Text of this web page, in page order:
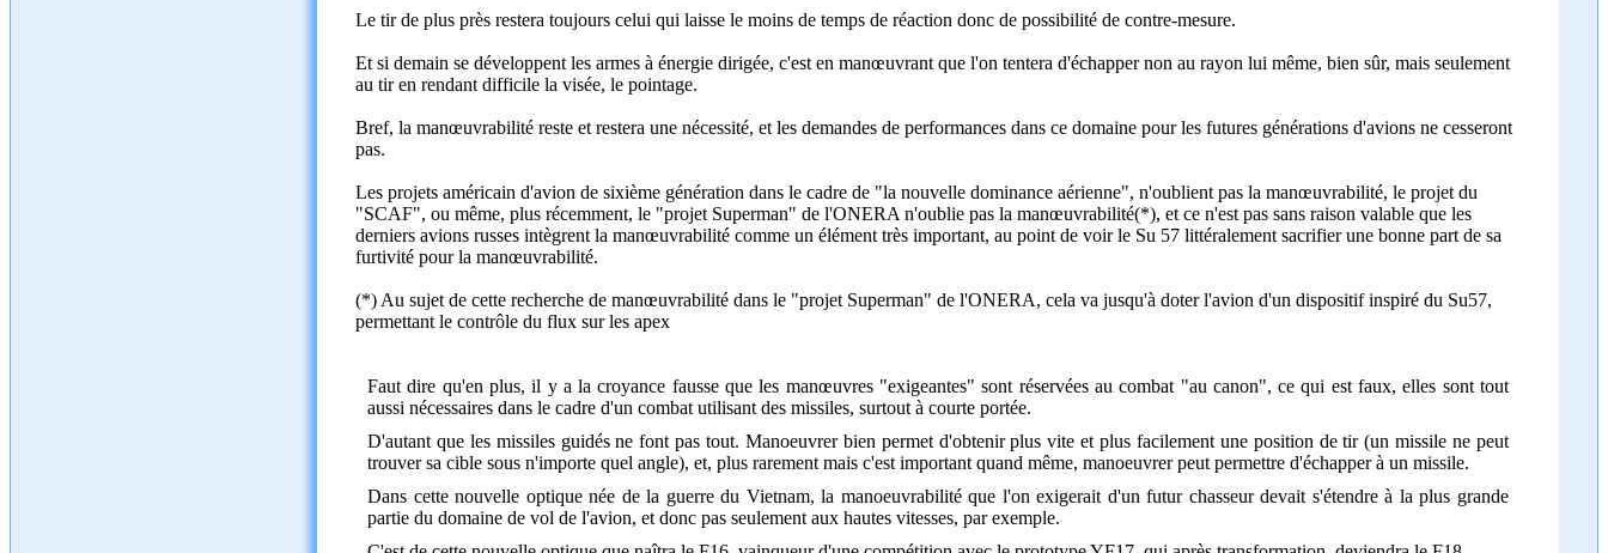
Le tir de plus près restera toujours celui qui laisse le moins de temps de réaction donc de possibilité de contre-mesure.
Et si demain se développent les armes à énergie dirigée, c'est en manœuvrant que l'on tentera d'échapper non au rayon lui même, bien sûr, mais seulement
au tir en rendant difficile la visée, le pointage.
Bref, la manœuvrabilité reste et restera une nécessité, et les demandes de performances dans ce domaine pour les futures générations d'avions ne cesseront
pas.
Les projets américain d'avion de sixième génération dans le cadre de "la nouvelle dominance aérienne", n'oublient pas la manœuvrabilité, le projet du
"SCAF", ou même, plus récemment, le "projet Superman" de l'ONERA n'oublie pas la manœuvrabilité(*), et ce n'est pas sans raison valable que les
derniers avions russes intègrent la manœuvrabilité comme un élément très important, au point de voir le Su 57 littéralement sacrifier une bonne part de sa
furtivité pour la manœuvrabilité.
(*) Au sujet de cette recherche de manœuvrabilité dans le "projet Superman" de l'ONERA, cela va jusqu'à doter l'avion d'un dispositif inspiré du Su57,
permettant le contrôle du flux sur les apex
Faut dire qu'en plus, il y a la croyance fausse que les manœuvres "exigeantes" sont réservées au combat "au canon", ce qui est faux, elles sont tout
aussi nécessaires dans le cadre d'un combat utilisant des missiles, surtout à courte portée.
D'autant que les missiles guidés ne font pas tout. Manoeuvrer bien permet d'obtenir plus vite et plus facilement une position de tir (un missile ne peut
trouver sa cible sous n'importe quel angle), et, plus rarement mais c'est important quand même, manoeuvrer peut permettre d'échapper à un missile.
Dans cette nouvelle optique née de la guerre du Vietnam, la manoeuvrabilité que l'on exigerait d'un futur chasseur devait s'étendre à la plus grande
partie du domaine de vol de l'avion, et donc pas seulement aux hautes vitesses, par exemple.